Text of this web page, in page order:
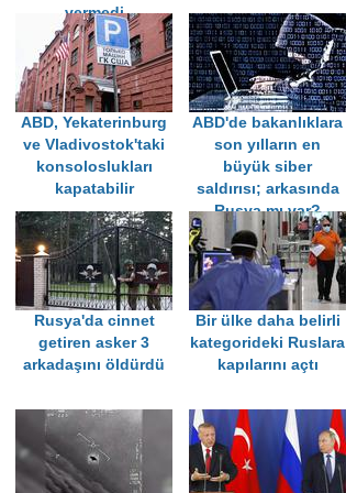
vermedi
ABD, Yekaterinburg
ve Vladivostok'taki
konsoloslukları
kapatabilir
ABD'de bakanlıklara
son yılların en
büyük siber
saldırısı; arkasında
Rusya mı var?
Rusya'da cinnet
getiren asker 3
arkadaşını öldürdü
Bir ülke daha belirli
kategorideki Ruslara
kapılarını açtı